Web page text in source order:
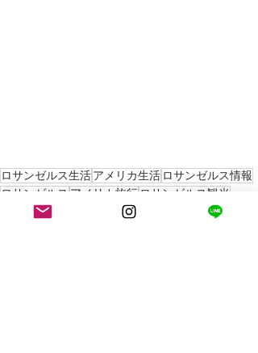
ロサンゼルス生活アメリカ生活 ロサンゼルス情報
ロサンゼルス アメリカ旅行 ロサンゼルス観光
ロサンゼルス情報